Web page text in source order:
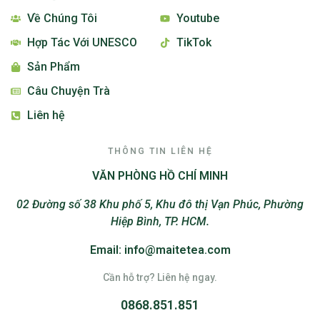
Về Chúng Tôi
Hợp Tác Với UNESCO
Sản Phẩm
Câu Chuyện Trà
Liên hệ
Youtube
TikTok
THÔNG TIN LIÊN HỆ
VĂN PHÒNG HỒ CHÍ MINH
02 Đường số 38 Khu phố 5, Khu đô thị Vạn Phúc, Phường
Hiệp Bình, TP. HCM.
Email: info@maitetea.com
Cần hỗ trợ? Liên hệ ngay.
0868.851.851